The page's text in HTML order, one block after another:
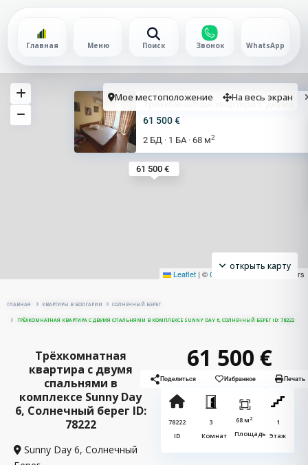
Главная Меню Поиск Звонок WhatsApp
61 500 €
Трёхкомнатная квартира с двумя
61 500 €
2 БД · 1 БА · 68 м2
Leaflet | ©OpenStreetMap contributors
открыть карту
Мое местоположение На весь экран
ГЛАВНАЯ КВАРТИРЫ В БОЛГАРИИ СОЛНЕЧНЫЙ БЕРЕГ
ТРЁХКОМНАТНАЯ КВАРТИРА С ДВУМЯ СПАЛЬНЯМИ В КОМПЛЕКСЕ SUNNY DAY 6, СОЛНЕЧНЫЙ БЕРЕГ ID: 78222
Трёхкомнатная
квартира с двумя
спальнями в
комплексе Sunny Day
6, Солнечный берег ID:
78222
Sunny Day 6, Солнечный
61 500 €
Поделиться Избранное Печать
78222
ID
3
Комнат
68 м2
Площадь
1
Этаж